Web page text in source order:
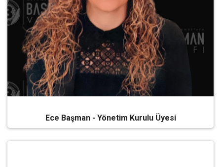
Ece Başman - Yönetim Kurulu Üyesi